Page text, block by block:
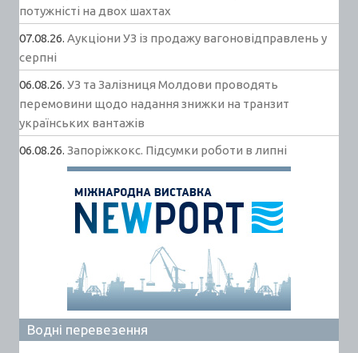
потужністі на двох шахтах
07.08.26. Аукціони УЗ із продажу вагоновідправлень у
серпні
06.08.26. УЗ та Залізниця Молдови проводять
перемовини щодо надання знижки на транзит
українських вантажів
06.08.26. Запоріжкокс. Підсумки роботи в липні
Водні перевезення